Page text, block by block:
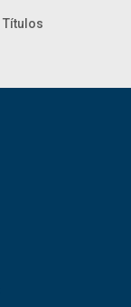
Títulos